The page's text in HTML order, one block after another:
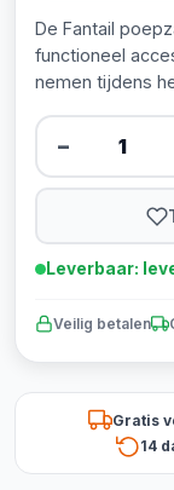
De Fantail
functioneel
nemen tijdens
−
Leverbaar:
Veilig betalen
Gratis
14